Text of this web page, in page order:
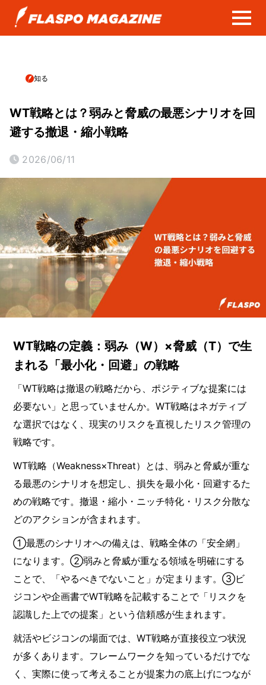
知る
WT戦略とは？弱みと脅威の最悪シナリオを回
避する撤退・縮小戦略
2026/06/11
WT戦略の定義：弱み（W）×脅威（T）で生
まれる「最小化・回避」の戦略
「WT戦略は撤退の戦略だから、ポジティブな提案には
必要ない」と思っていませんか。WT戦略はネガティブ
な選択ではなく、現実のリスクを直視したリスク管理の
戦略です。
WT戦略（Weakness×Threat）とは、弱みと脅威が重な
る最悪のシナリオを想定し、損失を最小化・回避するた
めの戦略です。撤退・縮小・ニッチ特化・リスク分散な
どのアクションが含まれます。
①最悪のシナリオへの備えは、戦略全体の「安全網」
になります。②弱みと脅威が重なる領域を明確にする
ことで、「やるべきでないこと」が定まります。③ビ
ジコンや企画書でWT戦略を記載することで「リスクを
認識した上での提案」という信頼感が生まれます。
就活やビジコンの場面では、WT戦略が直接役立つ状況
が多くあります。フレームワークを知っているだけでな
く、実際に使って考えることが提案力の底上げにつなが